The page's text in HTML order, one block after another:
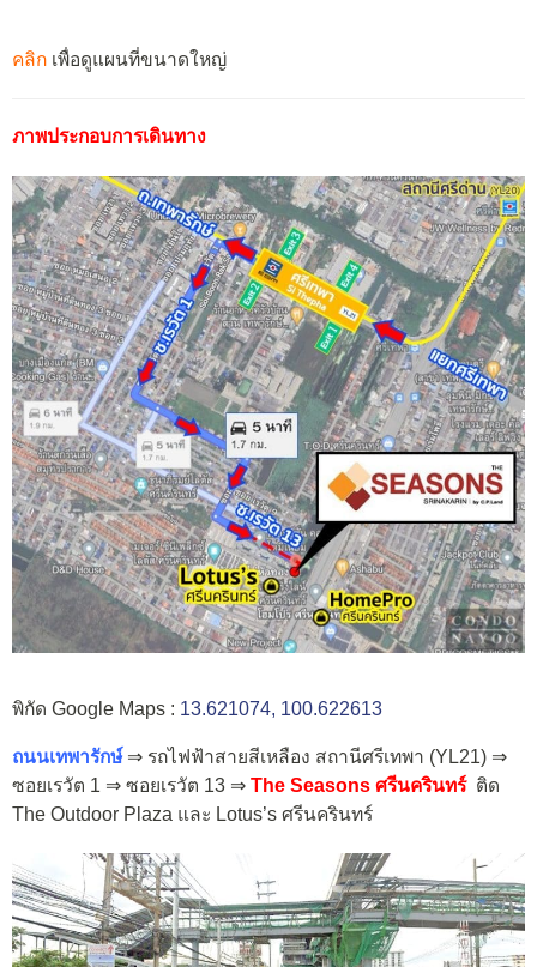
คลิก เพื่อดูแผนที่ขนาดใหญ่
ภาพประกอบการเดินทาง
พิกัด Google Maps : 13.621074, 100.622613
ถนนเทพารักษ์ ⇒ รถไฟฟ้าสายสีเหลือง สถานีศรีเทพา (YL21) ⇒
ซอยเรวัต 1 ⇒ ซอยเรวัต 13 ⇒ The Seasons ศรีนครินทร์ ติด
The Outdoor Plaza และ Lotus’s ศรีนครินทร์